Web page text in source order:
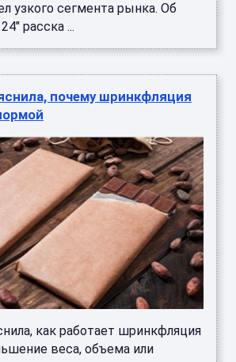
узкого сегмента рынка. Об
расска ...
почему шринкфляция
как работает шринкфляция
веса, объема или